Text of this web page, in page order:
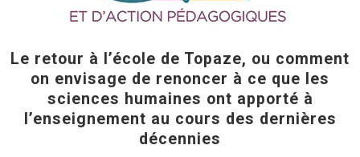
Le retour à l’école de Topaze, ou comment
on envisage de renoncer à ce que les
sciences humaines ont apporté à
l’enseignement au cours des dernières
décennies